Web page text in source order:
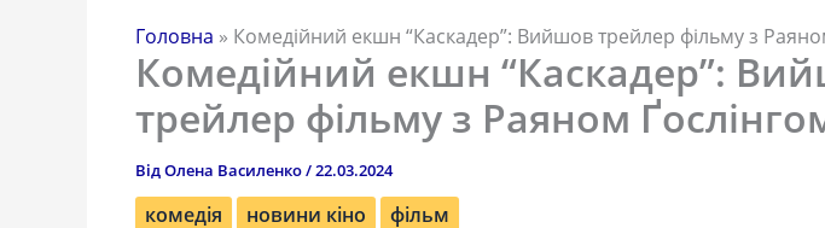
Головна » Комедійний екшн “Каскадер”: Вийшов трейлер фільму з
Комедійний екшн “Каскадер”:
трейлер фільму з Раяном
ВідОлена Василенко/22.03.2024
комедія новини кіно фільм